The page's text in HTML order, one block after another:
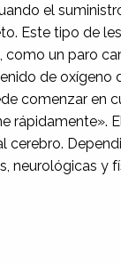
el
Este tipo de
un paro
de oxígeno
comenzar en
rápidamente».
neurológicas y